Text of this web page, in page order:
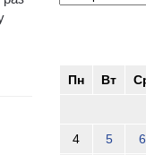
Пн Вт
4 5 6